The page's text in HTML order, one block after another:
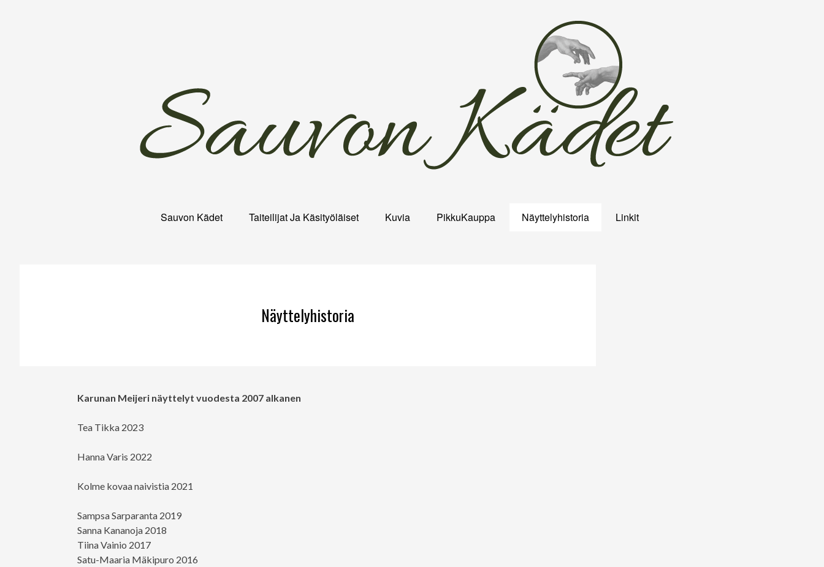
Sauvon Kädet Taiteilijat Ja Käsityöläiset Kuvia PikkuKauppa Näyttelyhistoria Linkit
Näyttelyhistoria
Karunan Meijeri näyttelyt vuodesta 2007 alkanen
Tea Tikka 2023
Hanna Varis 2022
Kolme kovaa naivistia 2021
Sampsa Sarparanta 2019
Sanna Kananoja 2018
Tiina Vainio 2017
Satu-Maaria Mäkipuro 2016